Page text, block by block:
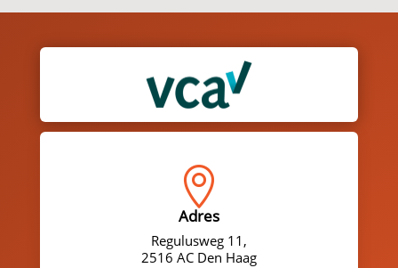

Adres
Regulusweg 11,
2516 AC Den Haag